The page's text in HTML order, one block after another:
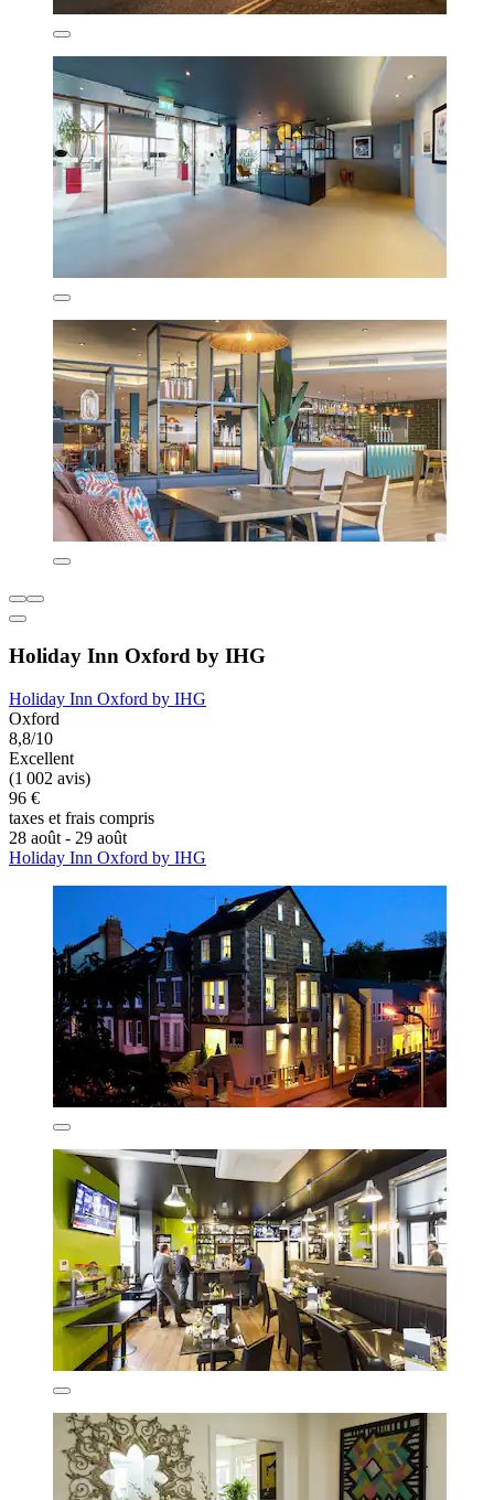
Holiday Inn Oxford by IHG
Holiday Inn Oxford by IHG
Oxford
8,8/10
Excellent
(1 002 avis)
96 €
taxes et frais compris
28 août - 29 août
Holiday Inn Oxford by IHG